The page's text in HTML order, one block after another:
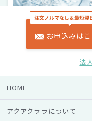
ウォーターサーバー百科事典
の正体とは？メリッ
デメリットを押さ…
#メリット・デメリット
お申込みは
法
HOME
アクアクララについて